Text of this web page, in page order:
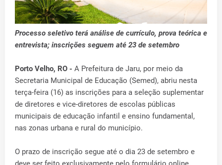
Processo seletivo terá análise de currículo, prova teórica e
entrevista; inscrições seguem até 23 de setembro
Porto Velho, RO - A Prefeitura de Jaru, por meio da
Secretaria Municipal de Educação (Semed), abriu nesta
terça-feira (16) as inscrições para a seleção suplementar
de diretores e vice-diretores de escolas públicas
municipais de educação infantil e ensino fundamental,
nas zonas urbana e rural do município.
O prazo de inscrição segue até o dia 23 de setembro e